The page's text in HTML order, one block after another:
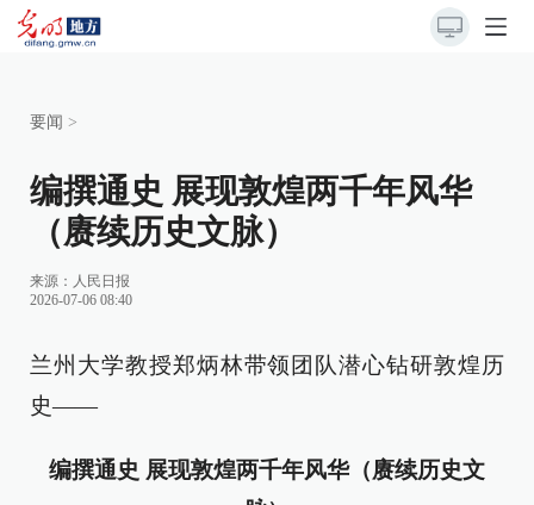
要闻 >
编撰通史 展现敦煌两千年风华
（赓续历史文脉）
来源： 人民日报
2026-07-06 08:40
兰州大学教授郑炳林带领团队潜心钻研敦煌历
史——
编撰通史 展现敦煌两千年风华（赓续历史文